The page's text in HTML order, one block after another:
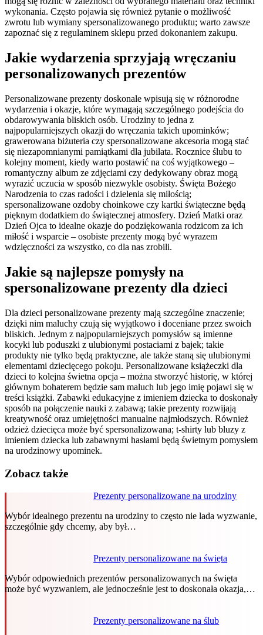
wykonania. Często pojawia się również pytanie o możliwość
zwrotu lub wymiany spersonalizowanego produktu; warto zawsze
zapoznać się z regulaminem sklepu przed dokonaniem zakupu.
Jakie wydarzenia sprzyjają wręczaniu
personalizowanych prezentów
Personalizowane prezenty doskonale wpisują się w różnorodne
wydarzenia i okazje, które wymagają szczególnego podejścia do
obdarowywania bliskich osób. Urodziny to jedna z
najpopularniejszych okazji do wręczania takich upominków;
grawerowana biżuteria czy spersonalizowane akcesoria mogą stać
się niezapomnianymi pamiątkami dla jubilata. Rocznice ślubu to
kolejny moment, kiedy warto postawić na coś wyjątkowego –
romantyczny album ze zdjęciami czy dedykowany obraz mogą
wyrazić uczucia w sposób niezwykle osobisty. Święta Bożego
Narodzenia to czas radości i dzielenia się miłością;
spersonalizowane ozdoby choinkowe czy kartki świąteczne będą
pięknym dodatkiem do świątecznej atmosfery. Dzień Matki oraz
Dzień Ojca to idealne okazje do podziękowania rodzicom za ich
miłość i wsparcie – osobiste prezenty mogą być wyrazem
wdzięczności za wszystko, co dla nas zrobili.
Jakie są najlepsze pomysły na
spersonalizowane prezenty dla dzieci
Dla dzieci personalizowane prezenty mają szczególne znaczenie;
dzięki nim maluchy czują się wyjątkowo i doceniane przez swoich
bliskich. Jednym z najpopularniejszych pomysłów są imienne
kocyki lub poduszki z ulubionymi postaciami z bajek; takie
produkty nie tylko będą praktyczne, ale także staną się ulubionymi
elementami dziecięcego pokoju. Personalizowane książeczki dla
dzieci to kolejna świetna opcja – można stworzyć historię, w której
głównym bohaterem będzie sam maluch lub jego imię pojawi się w
treści książki. Zabawki edukacyjne z imieniem dziecka to doskonały
sposób na połączenie nauki z zabawą; takie prezenty rozwijają
kreatywność oraz umiejętności manualne najmłodszych. Również
odzież dziecięca może być spersonalizowana; t-shirty lub bluzy z
imieniem dziecka lub zabawnymi hasłami będą świetnym pomysłem
na urodzinowy upominek.
Zobacz także
Prezenty personalizowane na urodziny
Wybór idealnego prezentu na urodziny to często nie lada wyzwanie,
szczególnie gdy chcemy, aby był…
Prezenty personalizowane na święta
Wybór odpowiednich prezentów personalizowanych na święta
może być wyzwaniem, ale jednocześnie jest to doskonała okazja,…
Prezenty personalizowane na ślub